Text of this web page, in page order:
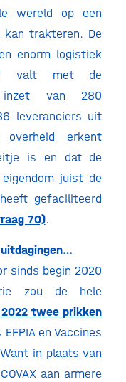
wereld op een
kan trakteren. De
enorm logistiek
valt met de
inzet van 280
leveranciers uit
overheid erkent
is en dat de
juist de
gefaciliteerd
70).
sinds begin 2020
zou de hele
twee prikken
en Vaccines
in plaats van
aan armere